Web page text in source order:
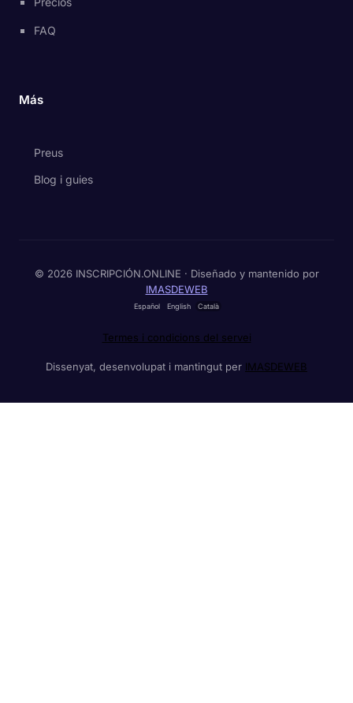
FAQ
Más
Preus
Blog i guies
© 2026 INSCRIPCIÓN.ONLINE · Diseñado y mantenido por
IMASDEWEB
Español English Català
Termes i condicions del servei
Dissenyat, desenvolupat i mantingut per IMASDEWEB